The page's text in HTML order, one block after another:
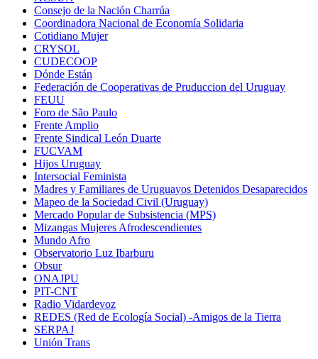
Consejo de la Nación Charrúa
Coordinadora Nacional de Economía Solidaria
Cotidiano Mujer
CRYSOL
CUDECOOP
Dónde Están
Federación de Cooperativas de Pruduccion del Uruguay
FEUU
Foro de São Paulo
Frente Amplio
Frente Sindical León Duarte
FUCVAM
Hijos Uruguay
Intersocial Feminista
Madres y Familiares de Uruguayos Detenidos Desaparecidos
Mapeo de la Sociedad Civil (Uruguay)
Mercado Popular de Subsistencia (MPS)
Mizangas Mujeres Afrodescendientes
Mundo Afro
Observatorio Luz Ibarburu
Obsur
ONAJPU
PIT-CNT
Radio Vidardevoz
REDES (Red de Ecología Social) -Amigos de la Tierra
SERPAJ
Unión Trans